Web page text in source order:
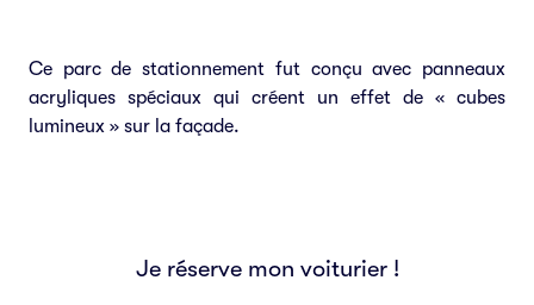
Ce parc de stationnement fut conçu avec panneaux
acryliques spéciaux qui créent un effet de « cubes
lumineux » sur la façade.
Je réserve mon voiturier !